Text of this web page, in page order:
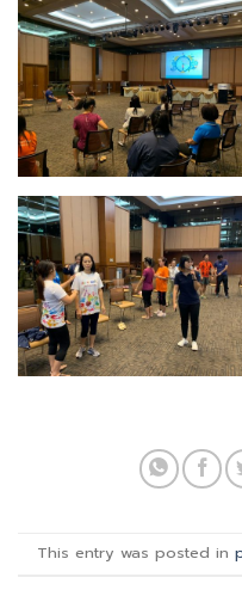
This entry was posted in